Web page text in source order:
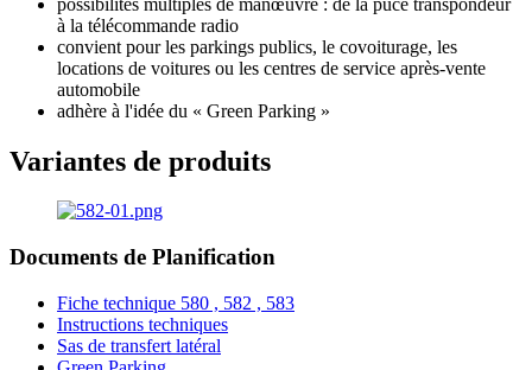
à la télécommande radio
convient pour les parkings publics, le covoiturage, les
locations de voitures ou les centres de service après-vente
automobile
adhère à l'idée du « Green Parking »
Variantes de produits
Documents de Planification
Fiche technique 580 , 582 , 583
Instructions techniques
Sas de transfert latéral